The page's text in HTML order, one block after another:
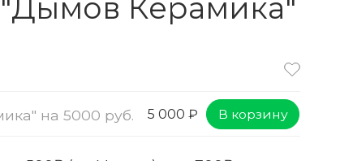
Керамика"
на 5000 руб. 5 000 ₽ В корзину